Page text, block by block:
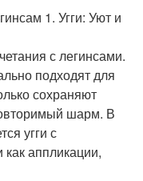
1. Угги: Уют и
с легинсами.
подходят для
сохраняют
шарм. В
угги с
аппликации,